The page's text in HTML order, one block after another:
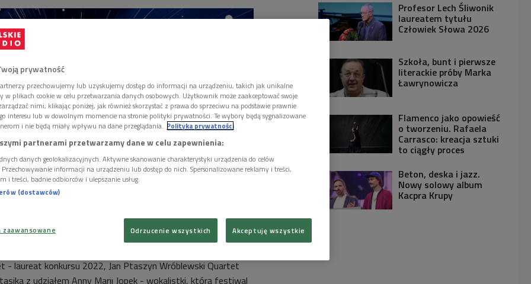
odbywać się będą w Bielsku-Białej. W historycznych
odbędzie się 13 czerwca Gala Polskiego Jazzu, w której
- laureat konkursu 2022, Jan Ptaszyn Wróblewski Quartet
z udziałem Anny Marii Jopek - wokalistki, którą festiwal
Profesor Lech Śliwonik
laureatem tytułu
Człowiek Słowa 2026
Szkoła, bunt i pierwsze
literackie próby Marka
Ławrynowicza
Flamenco jako opowieść
o tworzeniu. Rafaela
Carrasco: kreacja sztuki
to ciągły proces
Beton, deska i jazz.
Nowy solowy album
Kacpra Krupy
prywatność
przechowujemy lub uzyskujemy dostęp do informacji na urządzeniu, takich jak unikalne
w plikach cookie w celu przetwarzania danych osobowych. Użytkownik może zaakceptować swoje
nimi, klikając poniżej, jak również skorzystać z prawa do sprzeciwu na podstawie prawnie
interesu lub w dowolnym momencie na stronie polityki prywatności. Te wybory będą sygnalizowane
i nie będą miały wpływu na dane przeglądania. Polityka prywatności
partnerami przetwarzamy dane w celu zapewnienia:
danych geolokalizacyjnych. Aktywne skanowanie charakterystyki urządzenia do celów
informacji na urządzeniu lub dostęp do nich. Spersonalizowane reklamy i treści,
i treści, badnie odbiorców i ulepszanie usług.
(dostawców)
Odrzucenie wszystkich Akceptuję wszystkie